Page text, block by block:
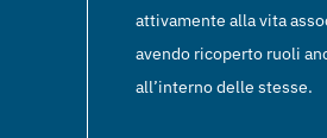
attivamente alla vita
avendo ricoperto ruoli
all’interno delle stesse.